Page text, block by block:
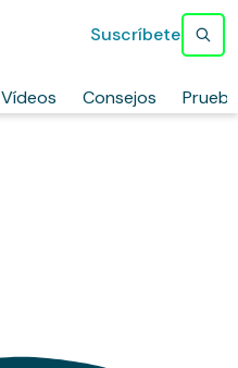
Vídeos Consejos
Suscríbete